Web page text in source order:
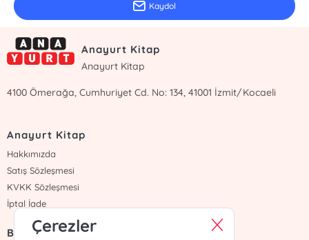
Kaydol
Anayurt Kitap
Anayurt Kitap
4100 Ömerağa, Cumhuriyet Cd. No: 134, 41001 İzmit/Kocaeli
Anayurt Kitap
Hakkımızda
Satış Sözleşmesi
KVKK Sözleşmesi
İptal İade
Bize Ulaşın
Çerezler